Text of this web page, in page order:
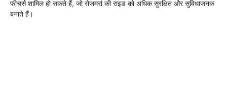
फीचर्स शामिल हो सकते हैं, जो रोजमर्रा की राइड को अधिक सुरक्षित और सुविधाजनक
बनाते हैं।